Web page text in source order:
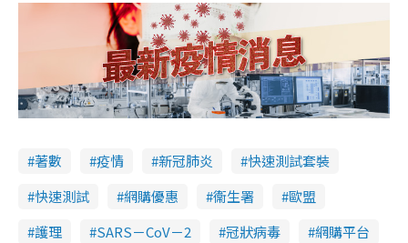
著數 疫情 新冠肺炎
快速測試套裝
快速測試
網購優惠 衞生署
歐盟
護理
SARS－CoV－2 冠狀病毒 網購平台